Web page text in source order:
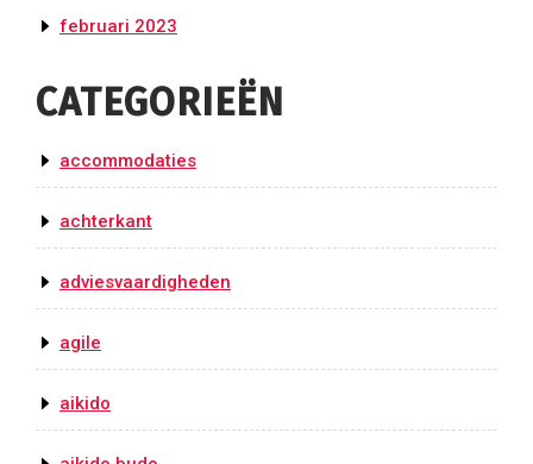
februari 2023
CATEGORIEËN
accommodaties
achterkant
adviesvaardigheden
agile
aikido